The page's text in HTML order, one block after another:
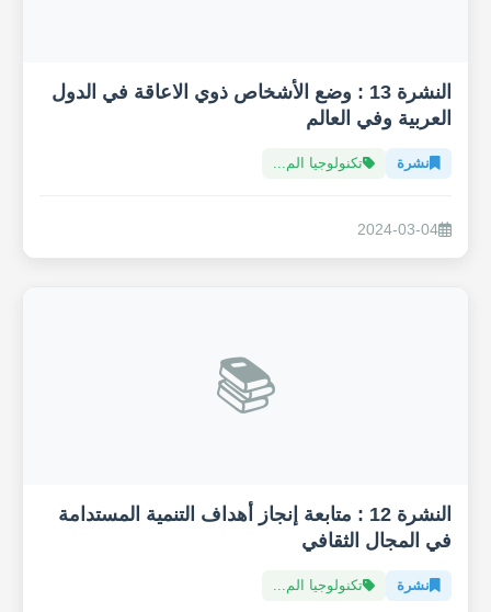
النشرة 13 : وضع الأشخاص ذوي الاعاقة في الدول
العربية وفي العالم
نشرة تكنولوجيا الم...
2024-03-04
📚
النشرة 12 : متابعة إنجاز أهداف التنمية المستدامة
في المجال الثقافي
نشرة تكنولوجيا الم...